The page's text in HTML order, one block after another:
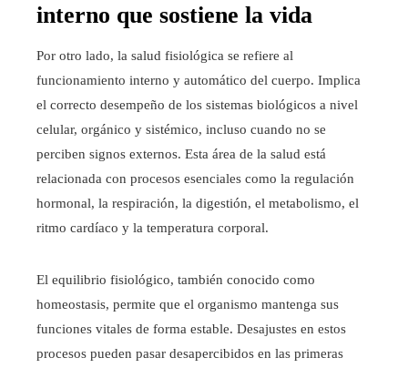
interno que sostiene la vida
Por otro lado, la salud fisiológica se refiere al
funcionamiento interno y automático del cuerpo. Implica
el correcto desempeño de los sistemas biológicos a nivel
celular, orgánico y sistémico, incluso cuando no se
perciben signos externos. Esta área de la salud está
relacionada con procesos esenciales como la regulación
hormonal, la respiración, la digestión, el metabolismo, el
ritmo cardíaco y la temperatura corporal.
El equilibrio fisiológico, también conocido como
homeostasis, permite que el organismo mantenga sus
funciones vitales de forma estable. Desajustes en estos
procesos pueden pasar desapercibidos en las primeras